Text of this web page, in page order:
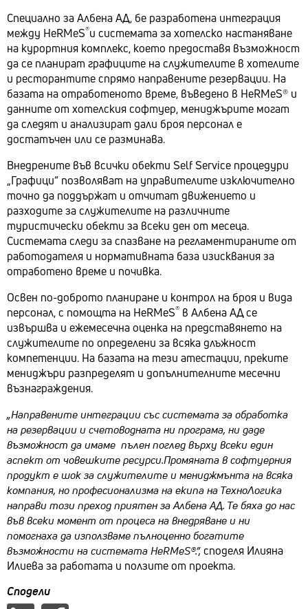
Специално за Албена АД, бе разработена интеграция
между HeRMeS®и системата за хотелско настаняване
на курортния комплекс, което предоставя възможност
да се планират графиците на служителите в хотелите
и ресторантите спрямо направените резервации. На
базата на отработеното време, въведено в HeRMeS® и
данните от хотелския софтуер, мениджърите могат
да следят и анализират дали броя персонал е
достатъчен или се разминава.
Внедрените във всички обекти Self Service процедури
„Графици“ позволяват на управителите изключително
точно да поддържат и отчитат движението и
разходите за служителите на различните
туристически обекти за всеки ден от месеца.
Системата следи за спазване на регламентираните от
работодателя и нормативната база изисквания за
отработено време и почивка.
Освен по-доброто планиране и контрол на броя и вида
персонал, с помощта на HeRMeS® в Албена АД се
извършва и ежемесечна оценка на представянето на
служителите по определени за всяка длъжност
компетенции. На базата на тези атестации, преките
мениджъри разпределят и допълнителните месечни
възнаграждения.
„Направените интеграции със системата за обработка
на резервации и счетоводната ни програма, ни даде
възможност да имаме пълен поглед върху всеки един
аспект от човешките ресурси.Промяната в софтуерния
продукт е шок за служителите и мениджмънта на всяка
компания, но професионализма на екипа на ТехноЛогика
направи този преход приятен за Албена АД. Те бяха до нас
във всеки момент от процеса на внедряване и ни
помогнаха да използваме пълноценно богатите
възможности на системата HeRMeS®.”,споделя Илияна
Илиева за работата и ползите от проекта.
Сподели